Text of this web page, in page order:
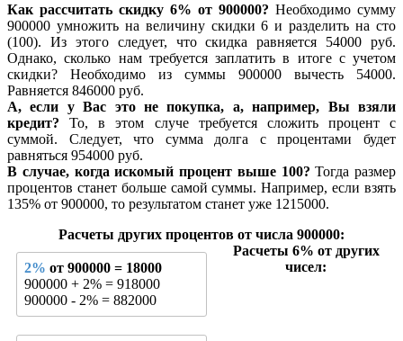
Как рассчитать скидку 6% от 900000? Необходимо сумму
900000 умножить на величину скидки 6 и разделить на сто
(100). Из этого следует, что скидка равняется 54000 руб.
Однако, сколько нам требуется заплатить в итоге с учетом
скидки? Необходимо из суммы 900000 вычесть 54000.
Равняется 846000 руб.
А, если у Вас это не покупка, а, например, Вы взяли
кредит? То, в этом случе требуется сложить процент с
суммой. Следует, что сумма долга с процентами будет
равняться 954000 руб.
В случае, когда искомый процент выше 100? Тогда размер
процентов станет больше самой суммы. Например, если взять
135% от 900000, то результатом станет уже 1215000.
Расчеты других процентов от числа 900000:
2% от 900000 = 18000
900000 + 2% = 918000
900000 - 2% = 882000
Расчеты 6% от других
чисел: